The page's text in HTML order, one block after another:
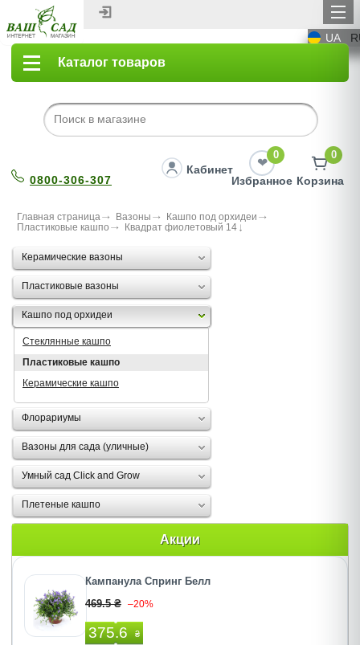
UA
Каталог товаров
0800-306-307
Кабинет
0
Избранное
0
Корзина
Главная страница Вазоны
Кашпо под орхидеи
Пластиковые кашпо
Квадрат фиолетовый 14
Керамические вазоны
Пластиковые вазоны
Кашпо под орхидеи
Стеклянные кашпо
Пластиковые кашпо
Керамические кашпо
Флорариумы
Вазоны для сада (уличные)
Умный сад Click and Grow
Плетеные кашпо
Акции
Кампанула Спринг Белл
469.5 ₴ –20%
375.6 ₴